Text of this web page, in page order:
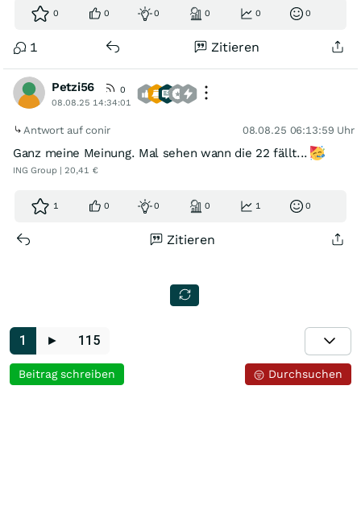
0 0 0 0 0 0
1 Zitieren
Petzi56
0
08.08.25 14:34:01
Antwort auf conir 08.08.25 06:13:59 Uhr
Ganz meine Meinung. Mal sehen wann die 22 fällt...
ING Group | 20,41 €
1 0 0 0 1 0
Zitieren
1 ► 115
Durchsuchen
Beitrag schreiben